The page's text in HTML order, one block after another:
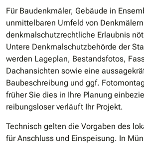
Für Baudenkmäler, Gebäude in
unmittelbaren Umfeld von
denkmalschutzrechtliche Erlaubnis
Untere Denkmalschutzbehörde der
werden Lageplan, Bestandsfotos,
Dachansichten sowie eine
Baubeschreibung und ggf.
früher Sie dies in Ihre Planung
reibungsloser verläuft Ihr Projekt.
Technisch gelten die Vorgaben des
für Anschluss und Einspeisung. In